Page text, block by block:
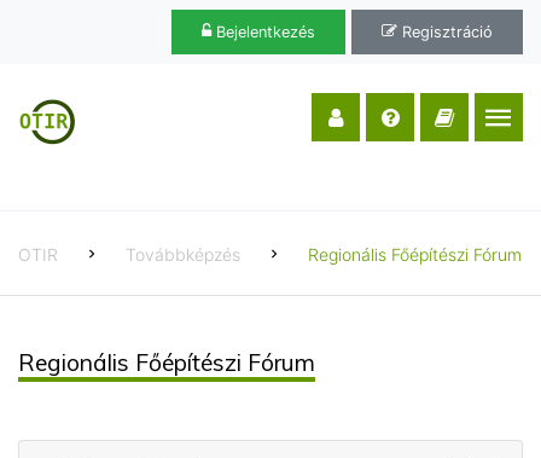
Bejelentkezés Regisztráció
OTIR Továbbképzés Regionális Főépítészi Fórum
Regionális Főépítészi Fórum